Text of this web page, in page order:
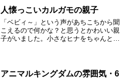
人懐っこいカルガモの親子
「ベビィ～」という声があちこちから聞
こえるので何かな？と思うとかわいい親
子がいました。小さなヒナをちゃんと連
いでね～せめてパンとかに...
アニマルキングダムの雰囲気・6